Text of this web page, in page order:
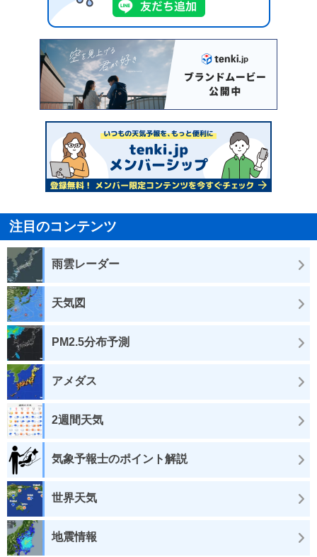
注目のコンテンツ
雨雲レーダー
天気図
PM2.5分布予測
アメダス
2週間天気
気象予報士のポイント解説
世界天気
地震情報